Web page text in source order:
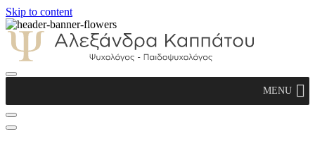
Skip to content
Παιδοψυχολόγος
MENU